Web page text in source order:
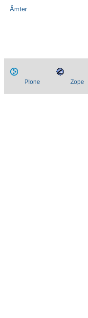
Ämter
Plone Zope